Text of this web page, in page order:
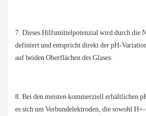
7. Dieses Hilfsmittelpotenzial wird durch die
definiert und entspricht direkt der pH-
auf beiden Oberflächen des Glases.
8. Bei den meisten kommerziell erhältlichen
es sich um Verbundelektroden, die sowohl